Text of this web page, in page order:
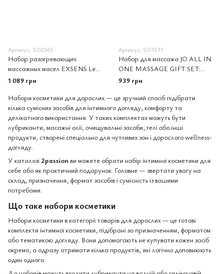
Артикул: SO2365
Набор разогревающих
массажных масел EXSENS Lets
Travel (3х30 мл): кокос,
клубника и ваниль
1 089 грн
Артикул: SO1517
Набор для массажа JO ALL IN
ONE MASSAGE GIFT SET:
разогревающий гель, массажер
и свеча
939 грн
Набори косметики для дорослих — це зручний спосіб підібрати
кілька сумісних засобів для інтимного догляду, комфорту та
делікатного використання. У таких комплектах можуть бути
лубриканти, масажні олії, очищувальні засоби, гелі або інші
продукти, створені спеціально для чутливих зон і дорослого wellness-
догляду.
У каталозі 2passion ви можете обрати набір інтимної косметики для
себе або як практичний подарунок. Головне — звертати увагу на
склад, призначення, формат засобів і сумісність із вашими
потребами.
Що таке набори косметики
Набори косметики в категорії товарів для дорослих — це готові
комплекти інтимної косметики, підібрані за призначенням, форматом
або тематикою догляду. Вони допомагають не купувати кожен засіб
окремо, а одразу отримати кілька продуктів, які логічно доповнюють
один одного.